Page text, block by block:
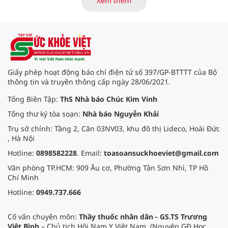
đem đến hơi ấm từ những phương
pháp Nam y thuần Việt, giúp xoa
dịu cơn đau và nâng cao sức khỏe
cho các cựu chiến binh trước sự
thay đổi đột ngột của thời tiết.
Giấy phép hoạt động báo chí điện tử số 397/GP-BTTTT của Bộ
thông tin và truyền thông cấp ngày 28/06/2021.
Tổng Biên Tập: ThS Nhà báo Chúc Kim Vinh
Tổng thư ký tòa soạn: Nhà báo Nguyễn Khải
Trụ sở chính: Tầng 2, Căn 03NV03, khu đô thị Lideco, Hoài Đức
, Hà Nội
Hotline: 0898582228. Email: toasoansuckhoeviet@gmail.com
Văn phòng TP.HCM: 909 Âu cơ, Phường Tân Sơn Nhì, TP Hồ
Chí Minh
Hotline: 0949.737.666
Cố vấn chuyên môn: Thầy thuốc nhân dân - GS.TS Trương
Việt Bình – Chủ tịch Hội Nam Y Việt Nam. (Nguyên GĐ Học